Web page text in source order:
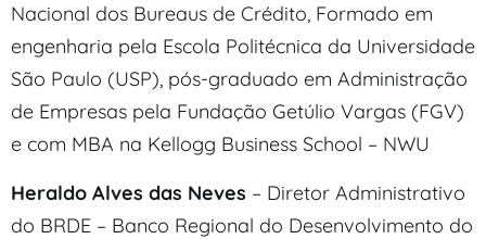
Nacional dos Bureaus de Crédito, Formado em
engenharia pela Escola Politécnica da Universidade
São Paulo (USP), pós-graduado em Administração
de Empresas pela Fundação Getúlio Vargas (FGV)
e com MBA na Kellogg Business School – NWU
Heraldo Alves das Neves – Diretor Administrativo
do BRDE – Banco Regional do Desenvolvimento do